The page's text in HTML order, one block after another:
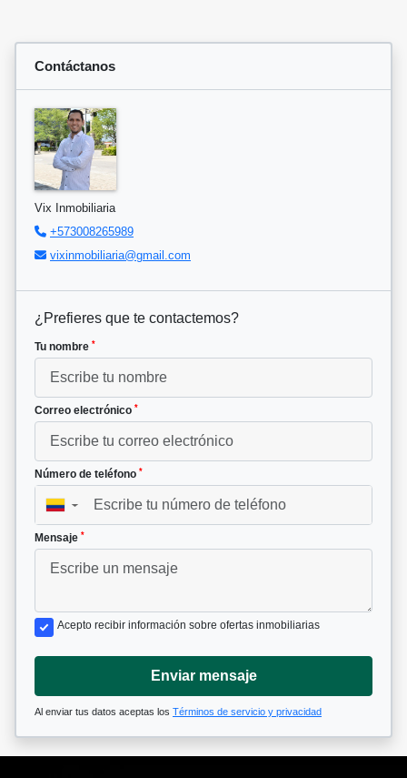
Contáctanos
Vix Inmobiliaria
+573008265989
vixinmobiliaria@gmail.com
¿Prefieres que te contactemos?
Tu nombre *
Correo electrónico *
Número de teléfono *
▼
Mensaje *
Acepto recibir información sobre ofertas inmobiliarias
Enviar mensaje
Al enviar tus datos aceptas los Términos de servicio y privacidad